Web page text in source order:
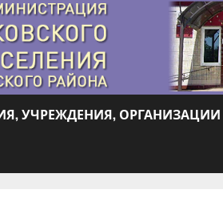
УЧРЕЖДЕНИЯ, ОРГАНИЗАЦИИ